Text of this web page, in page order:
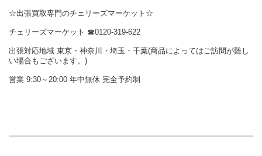
☆出張買取専門のチェリーズマーケット☆
チェリーズマーケット ☎︎0120-319-622
出張対応地域 東京・神奈川・埼玉・千葉(商品によってはご訪問が難し
い場合もございます。)
営業 9:30～20:00 年中無休 完全予約制